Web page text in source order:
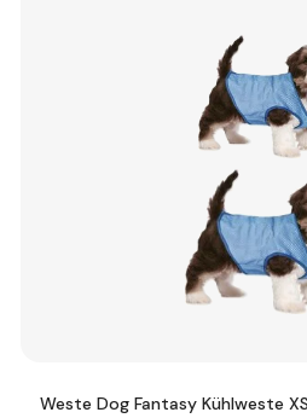
Weste Dog Fantasy Kühlweste XS